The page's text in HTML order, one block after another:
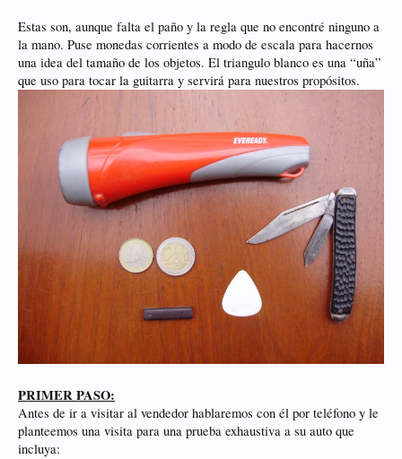
Estas son, aunque falta el paño y la regla que no encontré ninguno a
la mano. Puse monedas corrientes a modo de escala para hacernos
una idea del tamaño de los objetos. El triangulo blanco es una “uña”
que uso para tocar la guitarra y servirá para nuestros propósitos.
PRIMER PASO:
Antes de ir a visitar al vendedor hablaremos con él por teléfono y le
planteemos una visita para una prueba exhaustiva a su auto que
incluya: